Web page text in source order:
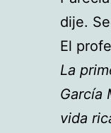
dije.
El
La
García
vida